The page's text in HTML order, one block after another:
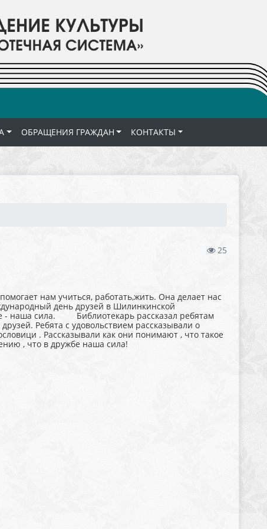
ОБРАЩЕНИЯ ГРАЖДАН КОНТАКТЫ
25
нам учиться, работать,жить. Она делает нас
день друзей в Шилинкинской
- наша сила. Библиотекарь рассказал ребятам
Ребята с удовольствием рассказывали о
. Рассказывали как они понимают , что такое
, что в дружбе наша сила!